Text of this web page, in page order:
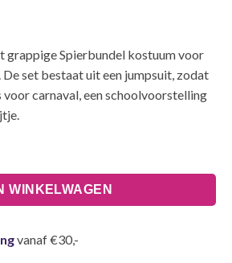
grappige Spierbundel kostuum voor
De set bestaat uit een jumpsuit, zodat
carnaval, een schoolvoorstelling
WINKELWAGEN
vanaf €30,-